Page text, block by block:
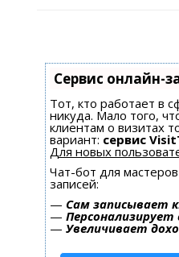
Сервис онлайн-
Тот, кто работает в
никуда. Мало того,
клиентам о визитах
вариант: сервис
Для новых
Чат-бот для
записей:
— Сам записывает
—
— Увеличивает